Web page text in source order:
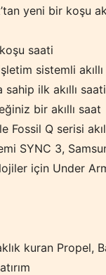
yeni bir koşu
saati
sistemli
ilk akıllı saati
bir akıllı saat
Fossil Q serisi
SYNC 3,
için Under
kuran Propel,